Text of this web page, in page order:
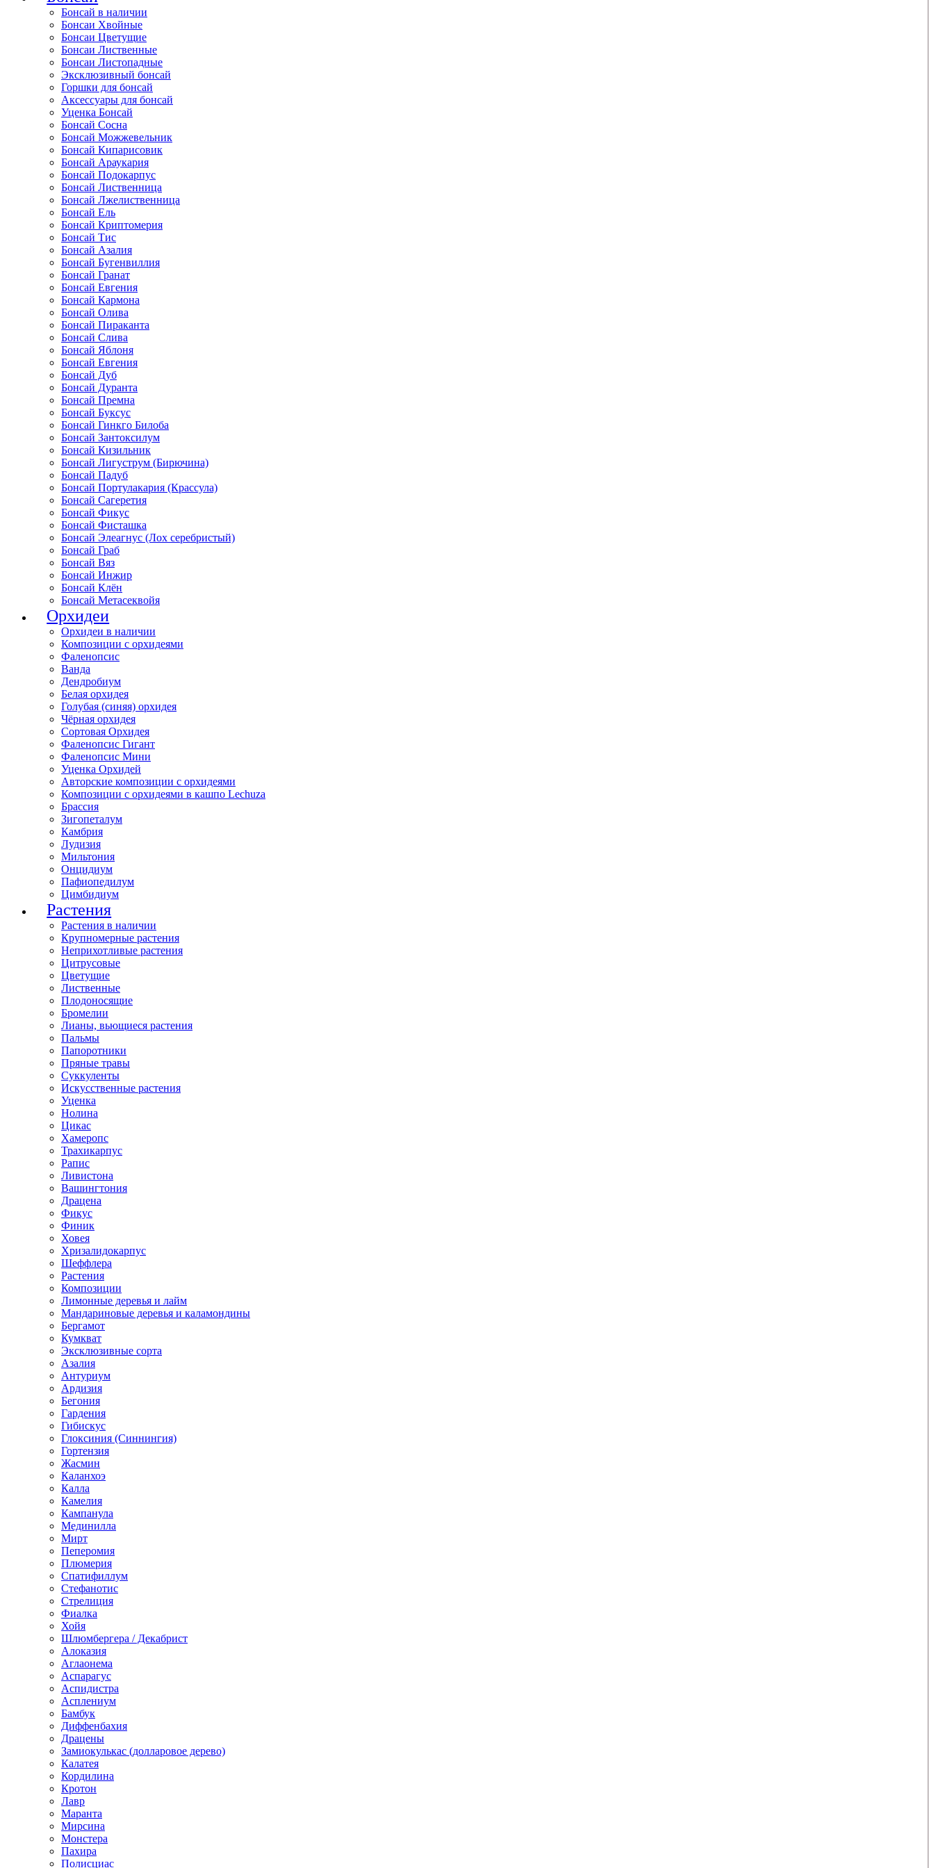
Бонсай в наличии
Бонсаи Хвойные
Бонсаи Цветущие
Бонсаи Лиственные
Бонсаи Листопадные
Эксклюзивный бонсай
Горшки для бонсай
Аксессуары для бонсай
Уценка Бонсай
Бонсай Сосна
Бонсай Можжевельник
Бонсай Кипарисовик
Бонсай Араукария
Бонсай Подокарпус
Бонсай Лиственница
Бонсай Лжелиственница
Бонсай Ель
Бонсай Криптомерия
Бонсай Тис
Бонсай Азалия
Бонсай Бугенвиллия
Бонсай Гранат
Бонсай Евгения
Бонсай Кармона
Бонсай Олива
Бонсай Пираканта
Бонсай Слива
Бонсай Яблоня
Бонсай Евгения
Бонсай Дуб
Бонсай Дуранта
Бонсай Премна
Бонсай Буксус
Бонсай Гинкго Билоба
Бонсай Зантоксилум
Бонсай Кизильник
Бонсай Лигуструм (Бирючина)
Бонсай Падуб
Бонсай Портулакария (Крассула)
Бонсай Сагеретия
Бонсай Фикус
Бонсай Фисташка
Бонсай Элеагнус (Лох серебристый)
Бонсай Граб
Бонсай Вяз
Бонсай Инжир
Бонсай Клён
Бонсай Метасеквойя
Орхидеи
Орхидеи в наличии
Композиции с орхидеями
Фаленопсис
Ванда
Дендробиум
Белая орхидея
Голубая (синяя) орхидея
Чёрная орхидея
Сортовая Орхидея
Фаленопсис Гигант
Фаленопсис Мини
Уценка Орхидей
Авторские композиции с орхидеями
Композиции с орхидеями в кашпо Lechuza
Брассия
Зигопеталум
Камбрия
Лудизия
Мильтония
Онцидиум
Пафиопедилум
Цимбидиум
Растения
Растения в наличии
Крупномерные растения
Неприхотливые растения
Цитрусовые
Цветущие
Лиственные
Плодоносящие
Бромелии
Лианы, вьющиеся растения
Пальмы
Папоротники
Пряные травы
Суккуленты
Искусственные растения
Уценка
Нолина
Цикас
Хамеропс
Трахикарпус
Рапис
Ливистона
Вашингтония
Драцена
Фикус
Финик
Ховея
Хризалидокарпус
Шеффлера
Растения
Композиции
Лимонные деревья и лайм
Мандариновые деревья и каламондины
Бергамот
Кумкват
Эксклюзивные сорта
Азалия
Антуриум
Ардизия
Бегония
Гардения
Гибискус
Глоксиния (Синнингия)
Гортензия
Жасмин
Каланхоэ
Калла
Камелия
Кампанула
Мединилла
Мирт
Пеперомия
Плюмерия
Спатифиллум
Стефанотис
Стрелиция
Фиалка
Хойя
Шлюмбергера / Декабрист
Алоказия
Аглаонема
Аспарагус
Аспидистра
Асплениум
Бамбук
Диффенбахия
Драцены
Замиокулькас (долларовое дерево)
Калатея
Кордилина
Кротон
Лавр
Маранта
Мирсина
Монстера
Пахира
Полисциас